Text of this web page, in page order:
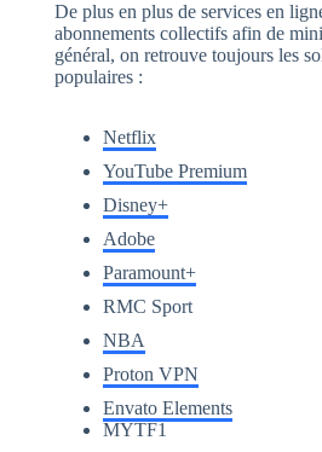
De plus en plus de services en
abonnements collectifs afin de
général, on retrouve toujours les
populaires :
Netflix
YouTube Premium
Disney+
Adobe
Paramount+
RMC Sport
NBA
Proton VPN
Envato Elements
MYTF1